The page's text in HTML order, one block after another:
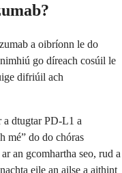
a oibríonn le do
go díreach cosúil le
difriúil ach
a dtugtar PD-L1 a
mé” do do chóras
an gcomhartha seo, rud a
eile an ailse a aithint